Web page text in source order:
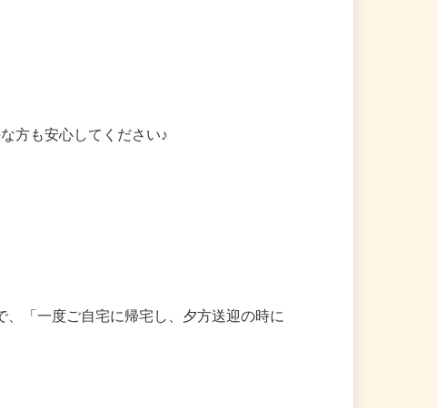
、「一度ご自宅に帰宅し、夕方送迎の時に